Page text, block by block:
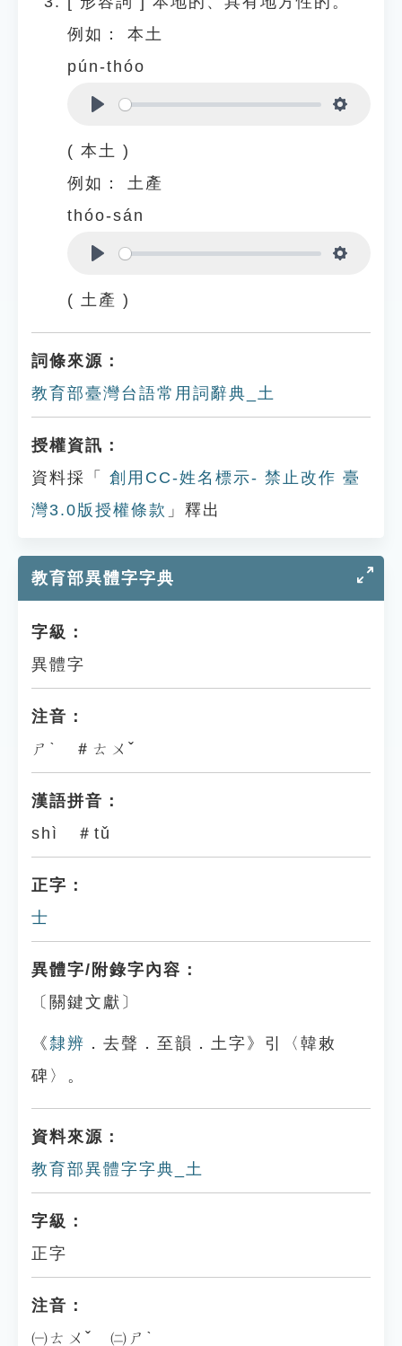
例如：
本土
pún-thóo
( 本土 )
例如：
土產
thóo-sán
( 土產 )
詞條來源：
教育部臺灣台語常用詞辭典_土
授權資訊：
資料採「
創用CC-姓名標示- 禁止改作 臺
灣3.0版授權條款 」釋出
教育部異體字字典
字級：
異體字
注音：
ㄕˋ ＃ㄊㄨˇ
漢語拼音：
shì ＃tǔ
正字：
士
異體字/附錄字內容：
〔關鍵文獻〕
《隸辨 ．去聲．至韻．土字》引〈韓敕
碑〉。
資料來源：
教育部異體字字典_土
字級：
正字
注音：
㈠ㄊㄨˇ ㈡ㄕˋ